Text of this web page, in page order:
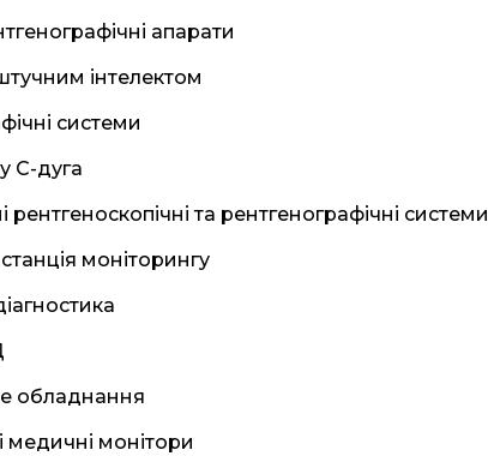
апарати
інтелектом
системи
С-дуга
рентгеноскопічні та рентгенографічні системи
моніторингу
обладнання
медичні монітори